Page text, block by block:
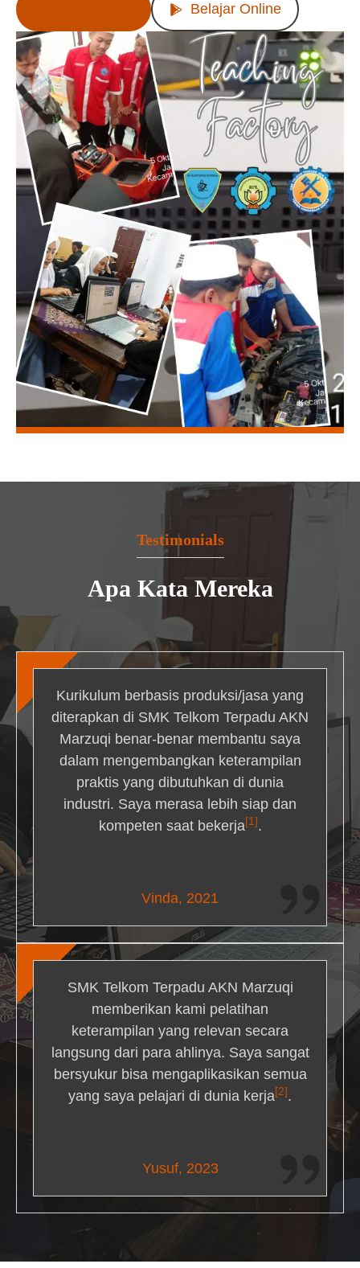
Belajar Online
Testimonials
Apa Kata Mereka
Kurikulum berbasis produksi/jasa yang
diterapkan di SMK Telkom Terpadu AKN
Marzuqi benar-benar membantu saya
dalam mengembangkan keterampilan
praktis yang dibutuhkan di dunia
industri. Saya merasa lebih siap dan
kompeten saat bekerja[1] .
Vinda, 2021
SMK Telkom Terpadu AKN Marzuqi
memberikan kami pelatihan
keterampilan yang relevan secara
langsung dari para ahlinya. Saya sangat
bersyukur bisa mengaplikasikan semua
yang saya pelajari di dunia kerja[2] .
Yusuf, 2023